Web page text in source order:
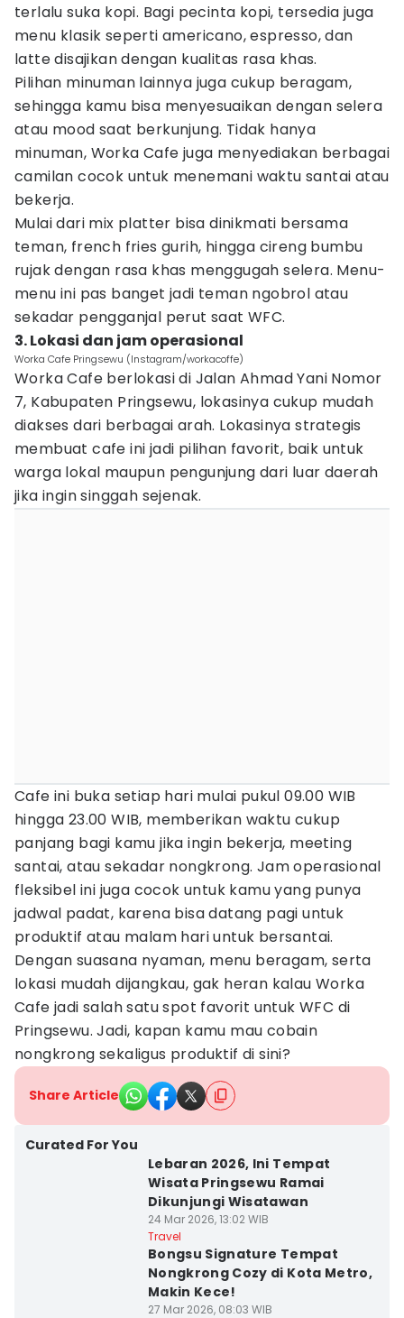
terlalu suka kopi. Bagi pecinta kopi, tersedia juga
menu klasik seperti americano, espresso, dan
latte disajikan dengan kualitas rasa khas.
Pilihan minuman lainnya juga cukup beragam,
sehingga kamu bisa menyesuaikan dengan selera
atau mood saat berkunjung. Tidak hanya
minuman, Worka Cafe juga menyediakan berbagai
camilan cocok untuk menemani waktu santai atau
bekerja.
Mulai dari mix platter bisa dinikmati bersama
teman, french fries gurih, hingga cireng bumbu
rujak dengan rasa khas menggugah selera. Menu-
menu ini pas banget jadi teman ngobrol atau
sekadar pengganjal perut saat WFC.
3. Lokasi dan jam operasional
Worka Cafe Pringsewu (Instagram/workacoffe)
Worka Cafe berlokasi di Jalan Ahmad Yani Nomor
7, Kabupaten Pringsewu, lokasinya cukup mudah
diakses dari berbagai arah. Lokasinya strategis
membuat cafe ini jadi pilihan favorit, baik untuk
warga lokal maupun pengunjung dari luar daerah
jika ingin singgah sejenak.
Cafe ini buka setiap hari mulai pukul 09.00 WIB
hingga 23.00 WIB, memberikan waktu cukup
panjang bagi kamu jika ingin bekerja, meeting
santai, atau sekadar nongkrong. Jam operasional
fleksibel ini juga cocok untuk kamu yang punya
jadwal padat, karena bisa datang pagi untuk
produktif atau malam hari untuk bersantai.
Dengan suasana nyaman, menu beragam, serta
lokasi mudah dijangkau, gak heran kalau Worka
Cafe jadi salah satu spot favorit untuk WFC di
Pringsewu. Jadi, kapan kamu mau cobain
nongkrong sekaligus produktif di sini?
Share Article
Curated For You
Lebaran 2026, Ini Tempat
Wisata Pringsewu Ramai
Dikunjungi Wisatawan
24 Mar 2026, 13:02 WIB
Travel
Bongsu Signature Tempat
Nongkrong Cozy di Kota Metro,
Makin Kece!
27 Mar 2026, 08:03 WIB